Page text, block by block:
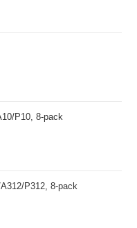
P10, 8-pack
P312, 8-pack